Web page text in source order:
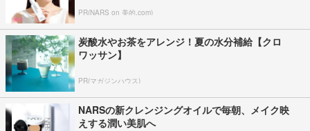
PR(NARS on 美的.com)
炭酸水やお茶をアレンジ！夏の水分補給【クロ
ワッサン】
PR(マガジンハウス)
NARSの新クレンジングオイルで毎朝、メイク映
えする潤い美肌へ